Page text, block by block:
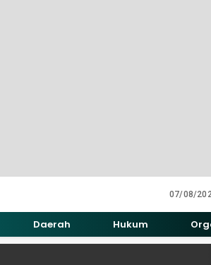
07/08/
Daerah Hukum